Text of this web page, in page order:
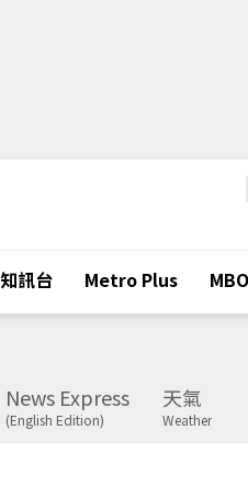
知訊台 Metro Plus
News Express
(English Edition)
天氣
Weather